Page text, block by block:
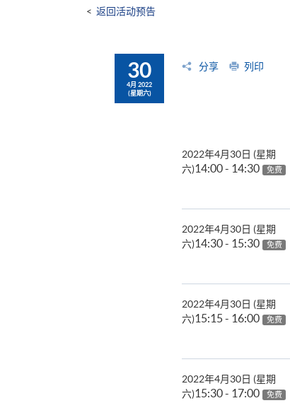
< 返回活动预告
30
4月 2022
(星期六)
分享 列印
2022年4月30日 (星期
六)14:00 - 14:30 免费
2022年4月30日 (星期
六)14:30 - 15:30 免费
2022年4月30日 (星期
六)15:15 - 16:00 免费
2022年4月30日 (星期
六)15:30 - 17:00 免费